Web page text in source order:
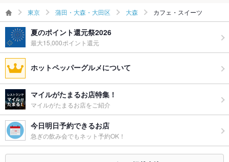
東京 蒲田・大森・大田区 大森 カフェ・スイーツ
夏のポイント還元祭2026
最大15,000ポイント還元
ホットペッパーグルメについて
マイルがたまるお店特集！
マイルがたまるお店をご紹介
今日明日予約できるお店
急ぎの飲み会でもネット予約OK！